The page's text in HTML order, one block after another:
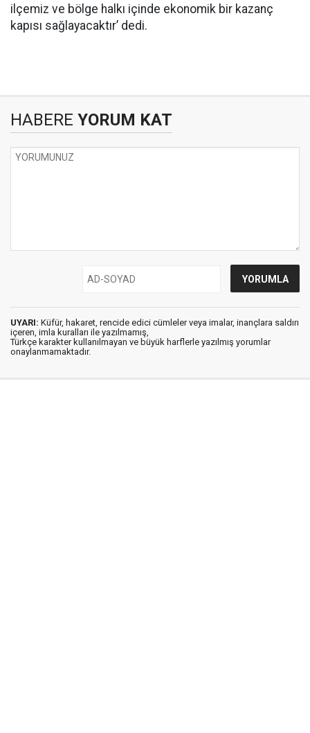
ilçemiz ve bölge halkı içinde ekonomik bir kazanç
kapısı sağlayacaktır’ dedi.
HABERE YORUM KAT
UYARI: Küfür, hakaret, rencide edici cümleler veya imalar, inançlara saldırı
içeren, imla kuralları ile yazılmamış,
Türkçe karakter kullanılmayan ve büyük harflerle yazılmış yorumlar
onaylanmamaktadır.